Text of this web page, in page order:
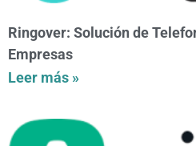
Ringover: Solución de
Empresas
Leer más »